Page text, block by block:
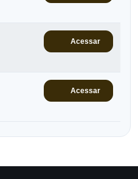
Acessar
Acessar